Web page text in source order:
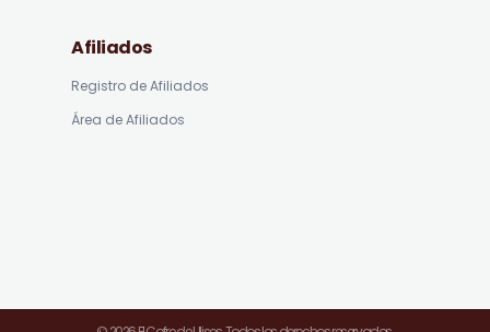
Afiliados
Registro de Afiliados
Área de Afiliados